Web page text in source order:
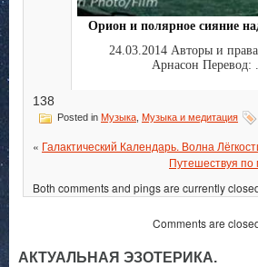
Орион и полярное сияние
24.03.2014 Авторы и
Арнасон Перевод: ...
138
Posted in Музыка Музыка и медитация
« Галактический Календарь. Волна
Путешествуя
Both comments and pings are currently
Comments are
АКТУАЛЬНАЯ ЭЗОТЕРИКА.